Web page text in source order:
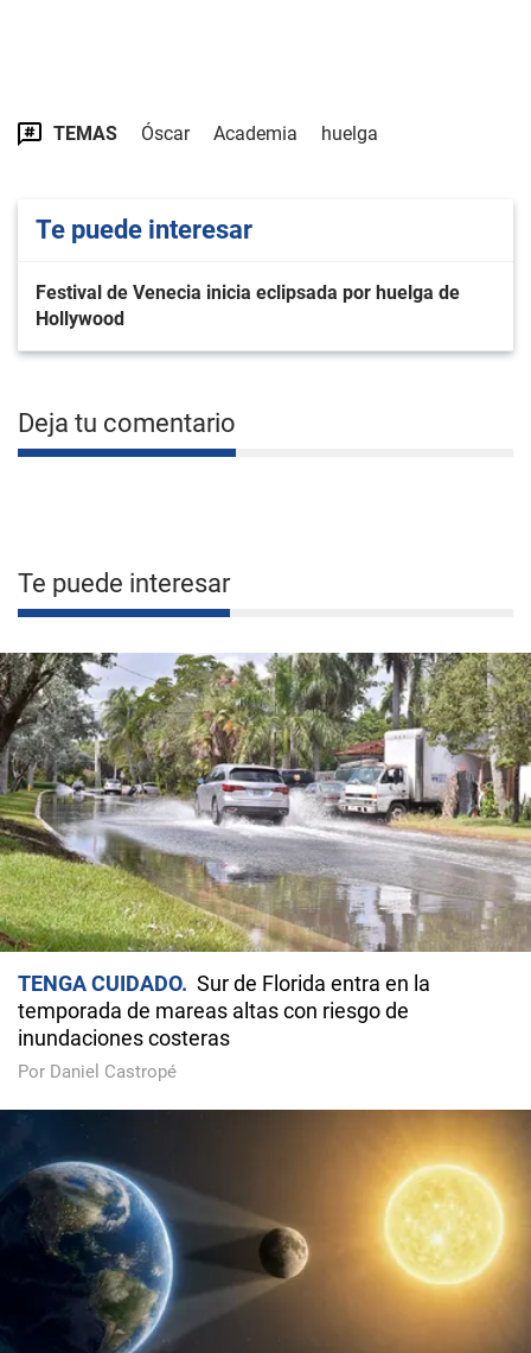
TEMAS Óscar Academia huelga
Te puede interesar
Festival de Venecia inicia eclipsada por huelga de
Hollywood
Deja tu comentario
Te puede interesar
TENGA CUIDADO
Sur de Florida entra en la
temporada de mareas altas con riesgo de
inundaciones costeras
Por Daniel Castropé